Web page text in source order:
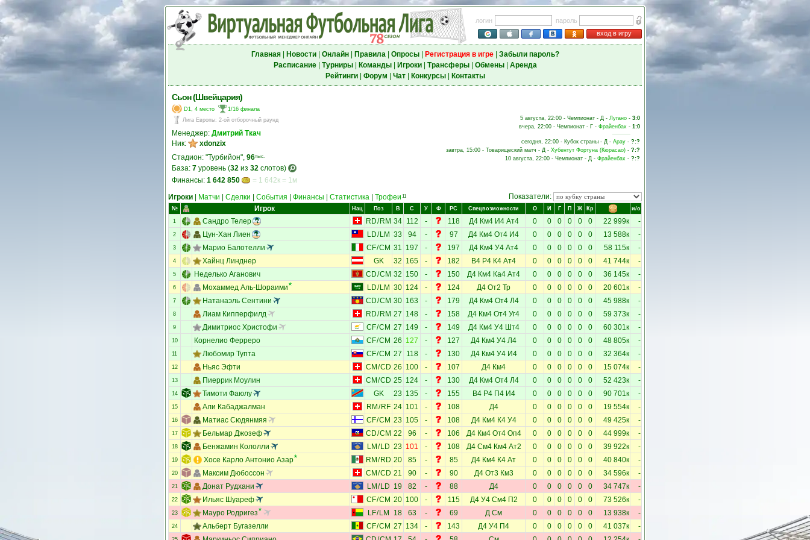
логин
пароль
вход в игру
Главная| Новости| Онлайн| Правила| Опросы| Регистрация в игре| Забыли пароль?
Расписание| Турниры| Команды| Игроки| Трансферы| Обмены| Аренда
Рейтинги| Форум Чат| Конкурсы| Контакты
Сьон (Швейцария)
D1, 4 место
1/16 финала
Лига Европы: 2-ой отборочный раунд
Менеджер: Дмитрий Ткач
Ник:
xdonzix
Стадион: "Турбийон", 96тыс.
База: 7 уровень (32 из 32 слотов)
Финансы: 1 642 850 = 1 642к = 1м
5 августа, 22:00 - Чемпионат - Д - Лугано - 3:0
вчера, 22:00 - Чемпионат - Г - Фрайенбах - 1:0
сегодня, 22:00 - Кубок страны - Д - Арау - ?:?
завтра, 15:00 - Товарищеский матч - Д - Хубентут Фортуна (Кюрасао) - ?:?
10 августа, 22:00 - Чемпионат - Д - Фрайенбах - ?:?
Игроки Матчи Сделки События Финансы Статистика Трофеи 11 Показатели:
№ Игрок Нац Поз В С У Ф РС Спецвозможности О И Г П Ж Кр и/о
1 Сандро Телер RD/ RM 34 112 - 118 Д4 Км4 И4 Ат4 0 0 0 0 0 0 22 999к -
2 Цун-Хан Лиен LD/ LM 33 94 - 97 Д4 Км4 От4 И4 0 0 0 0 0 0 13 588к -
3 Марио Балотелли CF/CM 31 197 - 197 Д4 Км4 У4 Ат4 0 0 0 0 0 0 58 115к -
4 Хайнц Линднер GK 32 165 - 182 В4 Р4 К4 Ат4 0 0 0 0 0 0 41 744к -
5 Неделько Аганович CD/CM 32 150 - 150 Д4 Км4 Ка4 Ат4 0 0 0 0 0 0 36 145к -
6 Мохаммед Аль-Шораими LD/ LM 30 124 - 124 Д4 От2 Тр 0 0 0 0 0 0 20 601к -
7 Натанаэль Сентини CD/CM 30 163 - 179 Д4 Км4 От4 Л4 0 0 0 0 0 0 45 988к -
8 Лиам Кипперфилд RD/ RM 27 148 - 158 Д4 Км4 От4 Уг4 0 0 0 0 0 0 59 373к -
9 Димитриос Христофи CF/CM 27 149 - 149 Д4 Км4 У4 Шт4 0 0 0 0 0 0 60 301к -
10 Корнелио Ферреро CF/CM 26 127 - 127 Д4 Км4 У4 Л4 0 0 0 0 0 0 48 805к -
11 Любомир Тупта CF/CM 27 118 - 130 Д4 Км4 У4 И4 0 0 0 0 0 0 32 364к -
12 Ньяс Эфти CM /CD 26 100 - 107 Д4 Км4 0 0 0 0 0 0 15 074к -
13 Пиеррик Моулин CM /CD 25 124 - 130 Д4 Км4 От4 Л4 0 0 0 0 0 0 52 423к -
14 Тимоти Фаюлу GK 23 135 - 155 В4 Р4 П4 И4 0 0 0 0 0 0 90 701к -
15 Али Кабаджалман RM / RF 24 101 - 108 Д4 0 0 0 0 0 0 19 554к -
16 Матиас Сюдянмяя CF/CM 23 105 - 108 Д4 Км4 К4 У4 0 0 0 0 0 0 49 425к -
17 Бельмар Джозеф CD/CM 22 96 - 106 Д4 Км4 От4 Оп4 0 0 0 0 0 0 44 999к -
18 Бенжамин Кололли LM / LD 23 101 - 108 Д4 См4 Км4 Ат2 0 0 0 0 0 0 39 922к -
19 Хосе Карло Антонио Азар RM / RD 20 85 - 85 Д4 Км4 К4 Ат 0 0 0 0 0 0 40 840к -
20 Максим Дюбоссон CM /CD 21 90 - 90 Д4 От3 Км3 0 0 0 0 0 0 34 596к -
21 Донат Рудхани LM / LD 19 82 - 88 Д4 0 0 0 0 0 0 34 747к -
22 Ильяс Шуареф CF/CM 20 100 - 115 Д4 У4 См4 П2 0 0 0 0 0 0 73 526к -
23 Мауро Родригез LF/ LM 18 63 - 69 Д См 0 0 0 0 0 0 13 938к -
24 Альберт Бугазелли CF/CM 27 134 - 143 Д4 У4 П4 0 0 0 0 0 0 41 037к -